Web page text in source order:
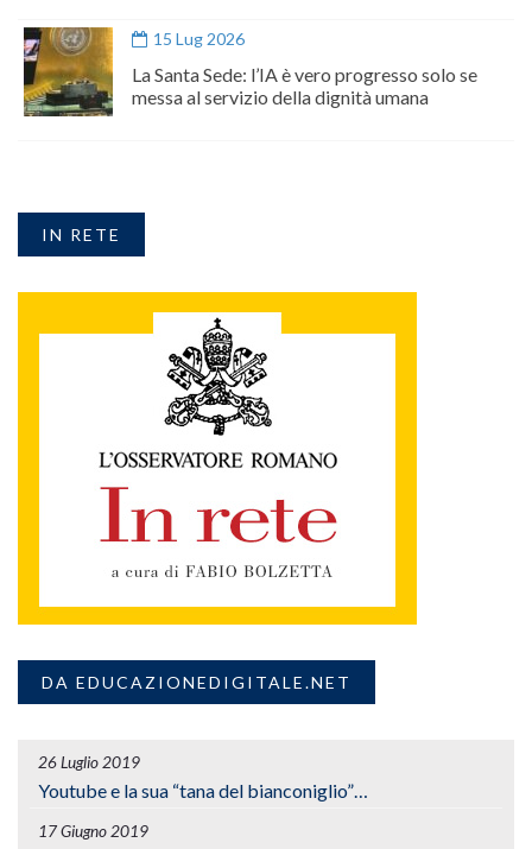
15 Lug 2026
La Santa Sede: l’IA è vero progresso solo se
messa al servizio della dignità umana
IN RETE
DA EDUCAZIONEDIGITALE.NET
26 Luglio 2019
Youtube e la sua “tana del bianconiglio”…
17 Giugno 2019